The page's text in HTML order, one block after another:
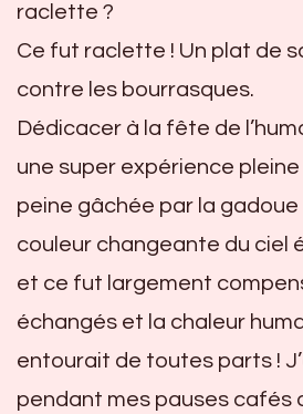
raclette ?
Ce fut raclette ! Un plat de
contre les bourrasques.
Dédicacer à la fête de
une super expérience pleine
peine gâchée par la gadoue
couleur changeante du ciel
et ce fut largement
échangés et la chaleur
entourait de toutes parts !
pendant mes pauses cafés